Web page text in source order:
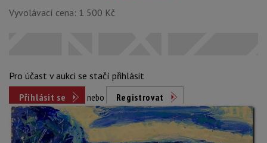
Vyvolávací cena: 1 500 Kč
Pro účast v aukci se stačí přihlásit
Přihlásit se
nebo Registrovat